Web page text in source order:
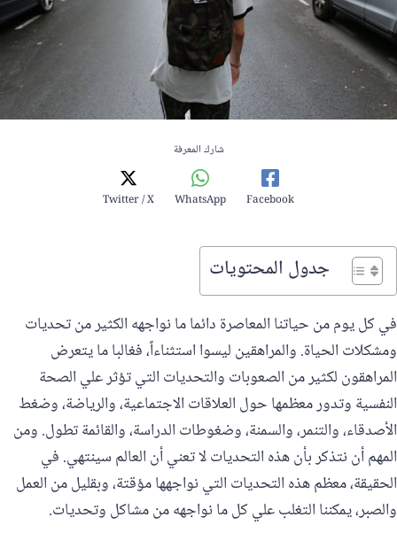
شارك المعرفة
Facebook
WhatsApp
Twitter / X
جدول المحتويات
في كل يوم من حياتنا المعاصرة دائما ما نواجهه الكثير من تحديات
ومشكلات الحياة. والمراهقين ليسوا استثناءاً، فغالبا ما يتعرض
المراهقون لكثير من الصعوبات والتحديات التي تؤثر علي الصحة
النفسية وتدور معظمها حول العلاقات الاجتماعية، والرياضة، وضغط
الأصدقاء، والتنمر، والسمنة، وضغوطات الدراسة، والقائمة تطول. ومن
المهم أن نتذكر بأن هذه التحديات لا تعني أن العالم سينتهي. في
الحقيقة، معظم هذه التحديات التي نواجهها مؤقتة، وبقليل من العمل
والصبر، يمكننا التغلب علي كل ما نواجهه من مشاكل وتحديات.